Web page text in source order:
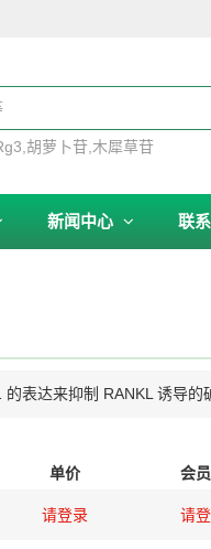
胡萝卜苷 木犀草苷
新闻中心 联
表达来抑制 RANKL 诱导的
单价 会
请登录 请